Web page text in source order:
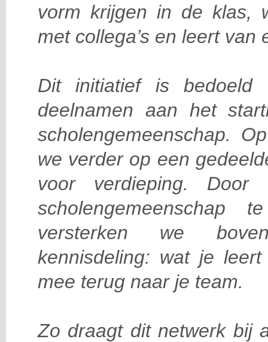
vorm krijgen in de klas,
met collega’s en leert van
Dit initiatief is
deelnamen aan het
scholengemeenschap.
we verder op een
voor verdieping. Door
scholengemeenschap
versterken we
kennisdeling: wat je
mee terug naar je team.
Zo draagt dit netwerk bij